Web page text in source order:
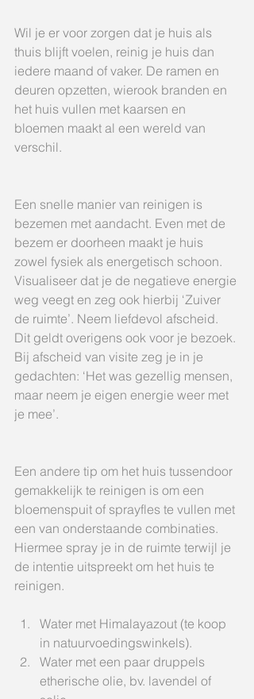
Wil je er voor zorgen dat je huis als
thuis blijft voelen, reinig je huis dan
iedere maand of vaker. De ramen en
deuren opzetten, wierook branden en
het huis vullen met kaarsen en
bloemen maakt al een wereld van
verschil.
Een snelle manier van reinigen is
bezemen met aandacht. Even met de
bezem er doorheen maakt je huis
zowel fysiek als energetisch schoon.
Visualiseer dat je de negatieve energie
weg veegt en zeg ook hierbij ‘Zuiver
de ruimte’. Neem liefdevol afscheid.
Dit geldt overigens ook voor je bezoek.
Bij afscheid van visite zeg je in je
gedachten: ‘Het was gezellig mensen,
maar neem je eigen energie weer met
je mee’.
Een andere tip om het huis tussendoor
gemakkelijk te reinigen is om een
bloemenspuit of sprayfles te vullen met
een van onderstaande combinaties.
Hiermee spray je in de ruimte terwijl je
de intentie uitspreekt om het huis te
reinigen.
Water met Himalayazout (te koop
in natuurvoedingswinkels).
Water met een paar druppels
etherische olie, bv. lavendel of